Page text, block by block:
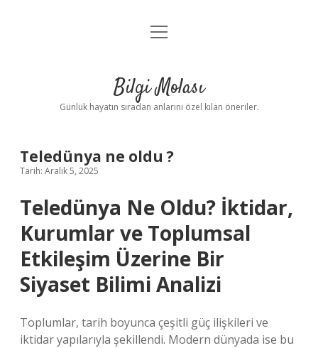
Anasayfa
Yasal Uyarı
menüyü
Bilgi Molası
Günlük hayatın sıradan anlarını özel kılan öneriler.
Teledünya ne oldu ?
Tarih: Aralık 5, 2025
Teledünya Ne Oldu? İktidar,
Kurumlar ve Toplumsal
Etkileşim Üzerine Bir
Siyaset Bilimi Analizi
Toplumlar, tarih boyunca çeşitli güç ilişkileri ve
iktidar yapılarıyla şekillendi. Modern dünyada ise bu